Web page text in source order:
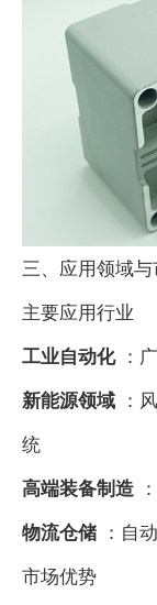
三、应用领域
主要应用行业
工业自动化：广
新能源领域：风
统
高端装备制造：
物流仓储：自
市场优势